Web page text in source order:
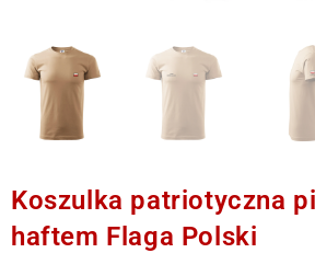
Koszulka patriotyczna
haftem Flaga Polski